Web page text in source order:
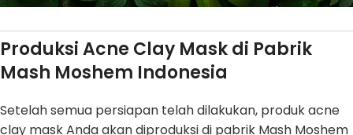
Produksi Acne Clay Mask di Pabrik
Mash Moshem Indonesia
Setelah semua persiapan telah dilakukan, produk acne
clay mask Anda akan diproduksi di pabrik Mash Moshem